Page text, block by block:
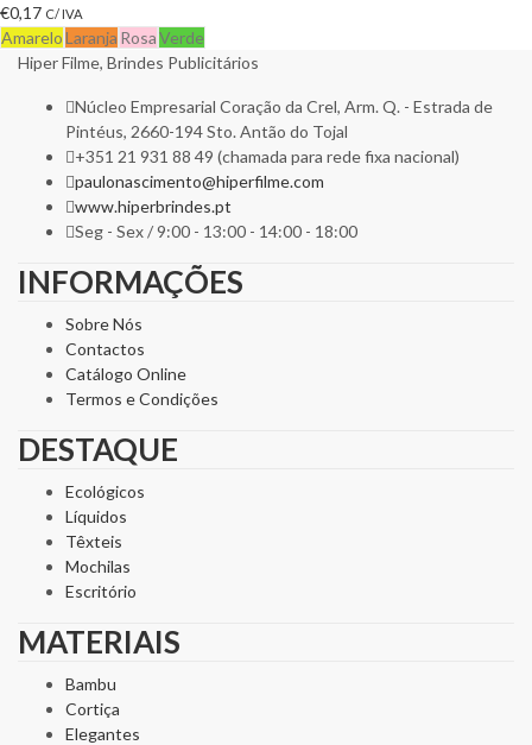
€0,17 C/ IVA
AmareloLaranja RosaVerde
Hiper Filme, Brindes Publicitários
Núcleo Empresarial Coração da Crel, Arm. Q. - Estrada de
Pintéus, 2660-194 Sto. Antão do Tojal
+351 21 931 88 49 (chamada para rede fixa nacional)
paulonascimento@hiperfilme.com
www.hiperbrindes.pt
Seg - Sex / 9:00 - 13:00 - 14:00 - 18:00
INFORMAÇÕES
Sobre Nós
Contactos
Catálogo Online
Termos e Condições
DESTAQUE
Ecológicos
Líquidos
Têxteis
Mochilas
Escritório
MATERIAIS
Bambu
Cortiça
Elegantes